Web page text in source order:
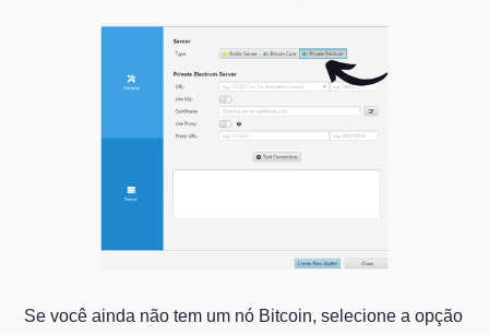
Se você ainda não tem um nó Bitcoin, selecione a opção